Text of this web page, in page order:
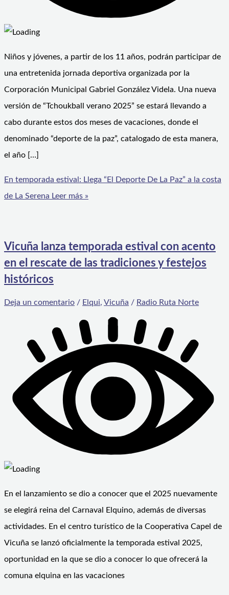
Niños y jóvenes, a partir de los 11 años, podrán participar de
una entretenida jornada deportiva organizada por la
Corporación Municipal Gabriel González Videla. Una nueva
versión de “Tchoukball verano 2025” se estará llevando a
cabo durante estos dos meses de vacaciones, donde el
denominado “deporte de la paz”, catalogado de esta manera,
el año […]
En temporada estival: Llega “El Deporte De La Paz” a la costa
de La Serena Leer más »
Vicuña lanza temporada estival con acento
en el rescate de las tradiciones y festejos
históricos
Deja un comentario / Elqui, Vicuña / Radio Ruta Norte
En el lanzamiento se dio a conocer que el 2025 nuevamente
se elegirá reina del Carnaval Elquino, además de diversas
actividades. En el centro turístico de la Cooperativa Capel de
Vicuña se lanzó oficialmente la temporada estival 2025,
oportunidad en la que se dio a conocer lo que ofrecerá la
comuna elquina en las vacaciones